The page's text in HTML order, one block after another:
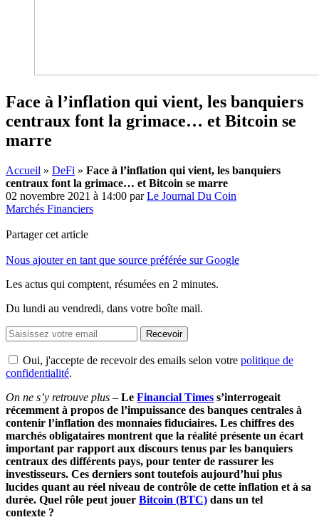
Face à l’inflation qui vient, les banquiers
centraux font la grimace… et Bitcoin se
marre
Accueil » DeFi » Face à l’inflation qui vient, les banquiers
centraux font la grimace… et Bitcoin se marre
02 novembre 2021 à 14:00 parLe Journal Du Coin
Marchés Financiers
Partager cet article
Nous ajouter en tant que source préférée sur Google
Les actus qui comptent, résumées en 2 minutes.
Du lundi au vendredi, dans votre boîte mail.
Recevoir
Oui, j'accepte de recevoir des emails selon votre politique de
confidentialité.
On ne s’y retrouve plus – Le Financial Times s’interrogeait
récemment à propos de l’impuissance des banques centrales à
contenir l’inflation des monnaies fiduciaires. Les chiffres des
marchés obligataires montrent que la réalité présente un écart
important par rapport aux discours tenus par les banquiers
centraux des différents pays, pour tenter de rassurer les
investisseurs. Ces derniers sont toutefois aujourd’hui plus
lucides quant au réel niveau de contrôle de cette inflation et à sa
durée. Quel rôle peut jouer Bitcoin (BTC) dans un tel
contexte ?